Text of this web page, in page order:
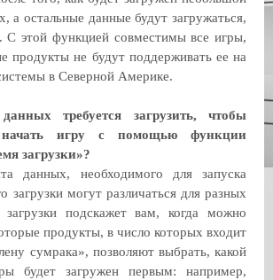
а остальные данные будут загружаться,
С этой функцией совместимы все игры,
продукты не будут поддерживать ее на
в Северной Америке.
требуется загрузить, чтобы
игру с помощью функции
загрузки»?
данных, необходимого для запуска
загрузки могут различаться для разных
подскажет вам, когда можно
продукты, в число которых входит
сумрака», позволяют выбрать, какой
будет загружен первым: например,